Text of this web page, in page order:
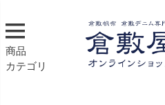
商品
カテゴリ
在庫なし商品を表示しない
商品番号/JANコード